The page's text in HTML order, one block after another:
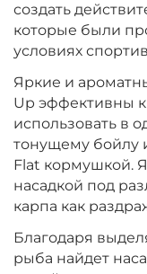
Диаметр:
Вкус:
Диаметр:
создать
которые были
условиях
Яркие и
Up эффективны
использовать в
тонущему бойлу
Flat кормушкой.
насадкой под
карпа как
Благодаря
рыба найдет